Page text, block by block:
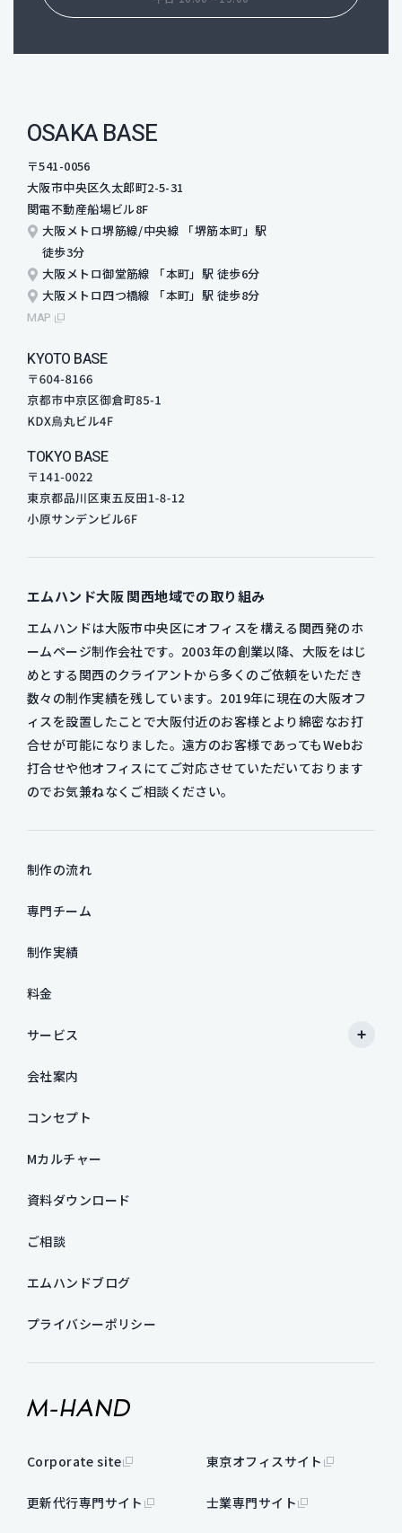
OSAKA BASE
〒541-0056
大阪市中央区久太郎町2-5-31
関電不動産船場ビル8F
大阪メトロ堺筋線/中央線 「堺筋本町」駅
徒歩3分
大阪メトロ御堂筋線 「本町」駅 徒歩6分
大阪メトロ四つ橋線 「本町」駅 徒歩8分
MAP
KYOTO BASE
TOKYO BASE
エムハンド大阪関西地域での取り組み
エムハンドは大阪市中央区にオフィスを構える関西発のホ
ームページ制作会社です。2003年の創業以降、大阪をはじ
めとする関西のクライアントから多くのご依頼をいただき
数々の制作実績を残しています。2019年に現在の大阪オフ
ィスを設置したことで大阪付近のお客様とより綿密なお打
合せが可能になりました。遠方のお客様であってもWebお
打合せや他オフィスにてご対応させていただいております
のでお気兼ねなくご相談ください。
制作の流れ
専門チーム
制作実績
料金
サービス
会社案内
コンセプト
Mカルチャー
資料ダウンロード
ご相談
エムハンドブログ
プライバシーポリシー
Corporate site 東京オフィスサイト
更新代行専門サイト 士業専門サイト